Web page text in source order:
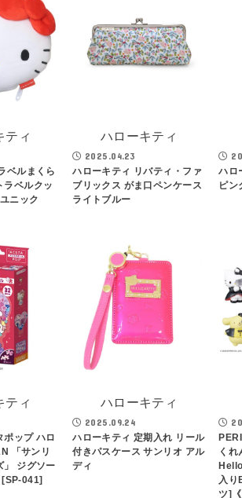
ティ
ベルまくら
ラベルクッ
ニック
ハローキティ
2025.04.23
ハローキティ リバティ・ファ
ブリックス がま口ペンケース
ライトブルー
ハロ
ピン
ティ
ップ ハロ
「サンリ
」 ジグソー
[SP-041]
ハローキティ
2025.09.24
ハローキティ 定期入れ リール
付きパスケース サンリオ アル
ディ
くれ
入り
ツ]